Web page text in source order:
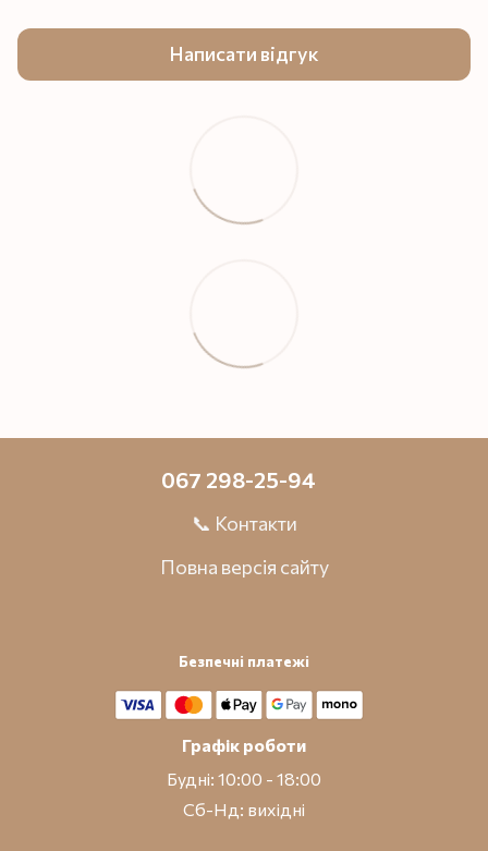
Написати відгук
067 298-25-94
📞 Контакти
Повна версія сайту
Безпечні платежі
Графік роботи
Будні: 10:00 - 18:00
Сб-Нд: вихідні